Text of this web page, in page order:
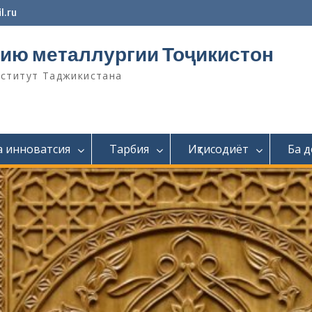
металлургии Тоҷикистон
Таджикистана
инноватсия Тарбия Иқтисодиёт Ба